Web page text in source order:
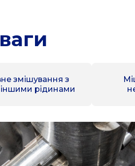
змішування з
рідинами